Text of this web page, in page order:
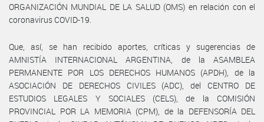
ORGANIZACIÓN MUNDIAL DE LA SALUD (OMS) en relación con el
coronavirus COVID-19.
Que, así, se han recibido aportes, críticas y sugerencias de
AMNISTÍA INTERNACIONAL ARGENTINA, de la ASAMBLEA
PERMANENTE POR LOS DERECHOS HUMANOS (APDH), de la
ASOCIACIÓN DE DERECHOS CIVILES (ADC), del CENTRO DE
ESTUDIOS LEGALES Y SOCIALES (CELS), de la COMISIÓN
PROVINCIAL POR LA MEMORIA (CPM), de la DEFENSORÍA DEL